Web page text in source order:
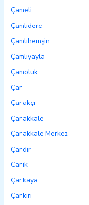
Çameli
Çamlıdere
Çamlıhemşin
Çamlıyayla
Çamoluk
Çan
Çanakçı
Çanakkale
Çanakkale Merkez
Çandır
Canik
Çankaya
Çankırı